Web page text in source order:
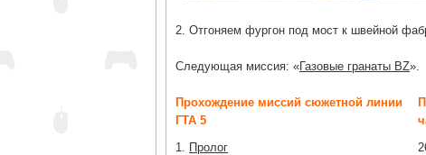
2. Отгоняем фургон под мост к швейной
Следующая миссия: «Газовые гранаты BZ».
Прохождение миссий сюжетной линии
ГТА 5
1. Пролог